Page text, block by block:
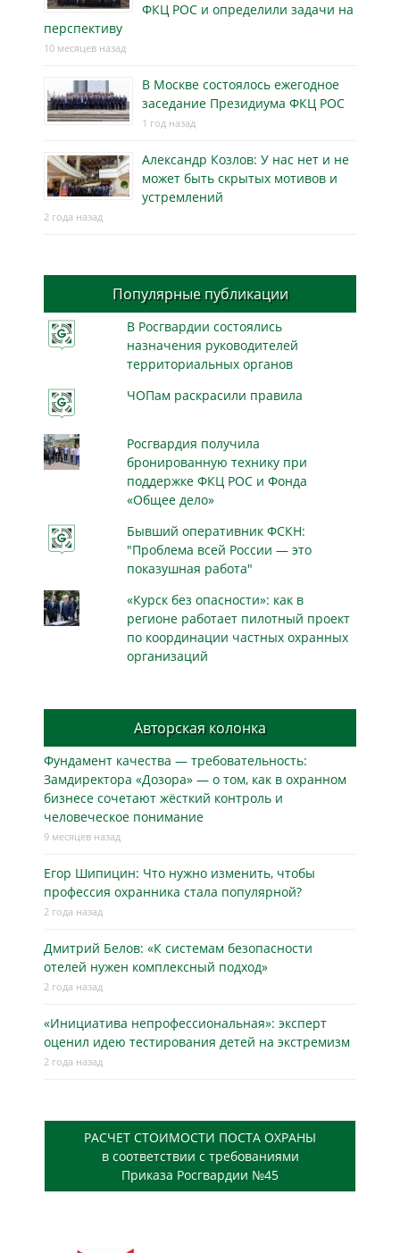
ФКЦ РОС и определили задачи на
перспективу
10 месяцев назад
В Москве состоялось ежегодное
заседание Президиума ФКЦ РОС
1 год назад
Александр Козлов: У нас нет и не
может быть скрытых мотивов и
устремлений
2 года назад
Популярные публикации
В Росгвардии состоялись
назначения руководителей
территориальных органов
ЧОПам раскрасили правила
Росгвардия получила
бронированную технику при
поддержке ФКЦ РОС и Фонда
«Общее дело»
Бывший оперативник ФСКН:
"Проблема всей России — это
показушная работа"
«Курск без опасности»: как в
регионе работает пилотный проект
по координации частных охранных
организаций
Авторская колонка
Фундамент качества — требовательность:
Замдиректора «Дозора» — о том, как в охранном
бизнесe сочетают жёсткий контроль и
человеческое понимание
9 месяцев назад
Егор Шипицин: Что нужно изменить, чтобы
профессия охранника стала популярной?
2 года назад
Дмитрий Белов: «К системам безопасности
отелей нужен комплексный подход»
2 года назад
«Инициатива непрофессиональная»: эксперт
оценил идею тестирования детей на экстремизм
2 года назад
РАСЧЕТ СТОИМОСТИ ПОСТА ОХРАНЫ
в соответствии с требованиями
Приказа Росгвардии №45